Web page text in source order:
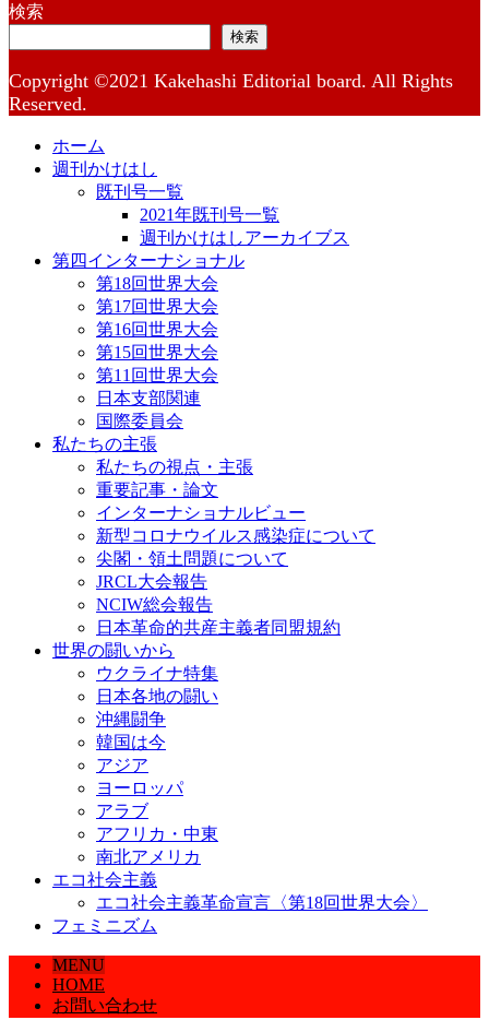
検索
検索
Copyright ©2021 Kakehashi Editorial board. All Rights
Reserved.
ホーム
週刊かけはし
既刊号一覧
2021年既刊号一覧
週刊かけはしアーカイブス
第四インターナショナル
第18回世界大会
第17回世界大会
第16回世界大会
第15回世界大会
第11回世界大会
日本支部関連
国際委員会
私たちの主張
私たちの視点・主張
重要記事・論文
インターナショナルビュー
新型コロナウイルス感染症について
尖閣・領土問題について
JRCL大会報告
NCIW総会報告
日本革命的共産主義者同盟規約
世界の闘いから
ウクライナ特集
日本各地の闘い
沖縄闘争
韓国は今
アジア
ヨーロッパ
アラブ
アフリカ・中東
南北アメリカ
エコ社会主義
エコ社会主義革命宣言〈第18回世界大会〉
フェミニズム
MENU
HOME
お問い合わせ